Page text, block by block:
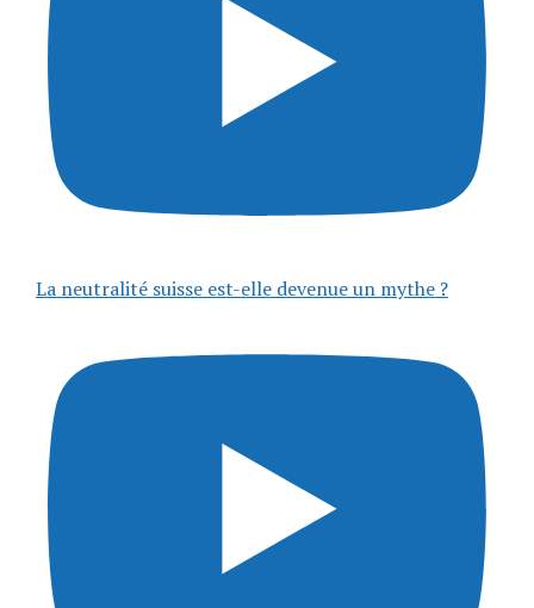
La neutralité suisse est-elle devenue un mythe ?